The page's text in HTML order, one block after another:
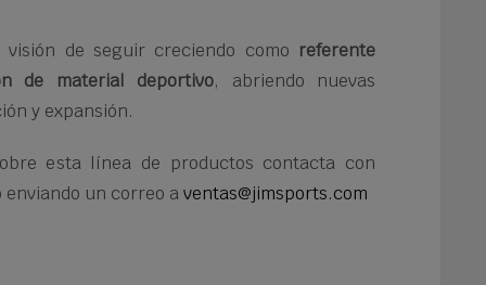
de seguir creciendo como referente
de material deportivo, abriendo nuevas
y expansión.
esta línea de productos contacta con
enviando un correo aventas@jimsports.com